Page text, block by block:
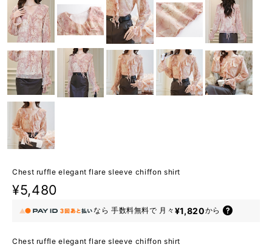
Chest ruffle elegant flare sleeve chiffon shirt
¥5,480
なら 手数料無料で 月々 ¥1,820から
Chest ruffle elegant flare sleeve chiffon shirt